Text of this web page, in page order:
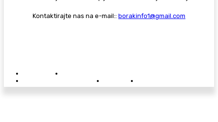
Kontaktirajte nas na e-mail:: borakinfo1@gmail.com